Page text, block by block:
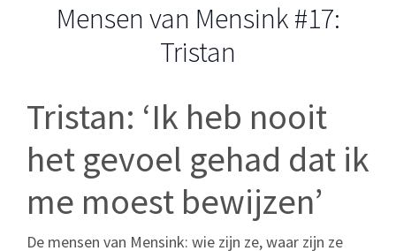
Mensen van Mensink #17:
Tristan
Tristan: ‘Ik heb nooit
het gevoel gehad dat ik
me moest bewijzen’
De mensen van Mensink: wie zijn ze, waar zijn ze